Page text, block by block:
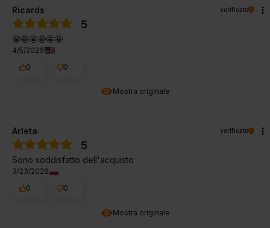
Mostra originale
Ricards verificato
5
🤩🤩🤩🤩🤩🤩
4/5/2026
0
0
Mostra originale
Arleta verificato
5
Sono soddisfatto dell'acquisto
3/23/2026
0
0